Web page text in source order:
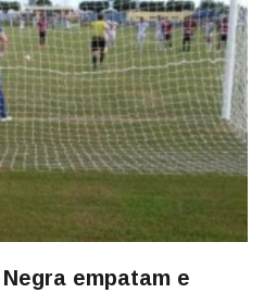
empatam e